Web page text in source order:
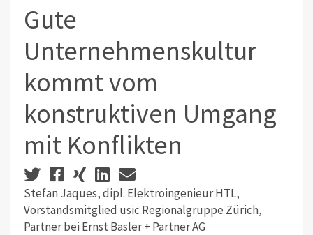
Gute
Unternehmenskultur
kommt vom
konstruktiven Umgang
mit Konflikten
Stefan Jaques, dipl. Elektroingenieur HTL,
Vorstandsmitglied usic Regionalgruppe Zürich,
Partner bei Ernst Basler + Partner AG